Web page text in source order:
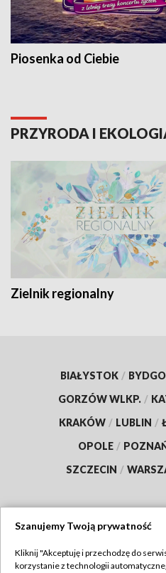
Piosenka od Ciebie
PRZYRODA I
Zielnik regionalny
BIAŁYSTOK /
GORZÓW WLKP. /
KRAKÓW / LUBLIN /
OPOLE /
SZCZECIN /
Szanujemy Twoją prywatność
Kliknij "Akceptuję i przechodzę do
korzystanie z technologii